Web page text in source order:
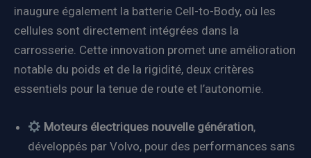
inaugure également la batterie Cell-to-Body, où les
cellules sont directement intégrées dans la
carrosserie. Cette innovation promet une amélioration
notable du poids et de la rigidité, deux critères
essentiels pour la tenue de route et l’autonomie.
Moteurs électriques nouvelle génération,
développés par Volvo, pour des performances sans